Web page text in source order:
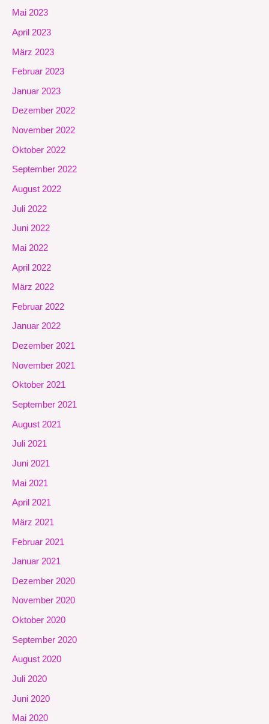
Mai 2023
April 2023
März 2023
Februar 2023
Januar 2023
Dezember 2022
November 2022
Oktober 2022
September 2022
August 2022
Juli 2022
Juni 2022
Mai 2022
April 2022
März 2022
Februar 2022
Januar 2022
Dezember 2021
November 2021
Oktober 2021
September 2021
August 2021
Juli 2021
Juni 2021
Mai 2021
April 2021
März 2021
Februar 2021
Januar 2021
Dezember 2020
November 2020
Oktober 2020
September 2020
August 2020
Juli 2020
Juni 2020
Mai 2020